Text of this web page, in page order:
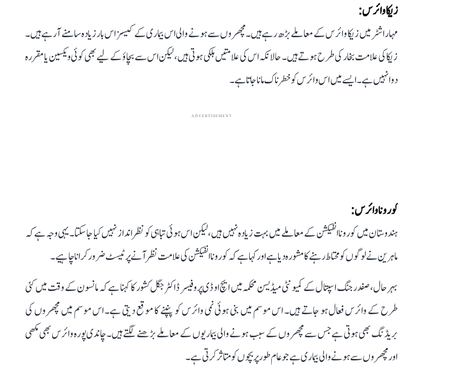
زیکا وائرس:
مہاراشٹر میں زیکا وائرس کے معاملے بڑھ رہے ہیں۔ مچھروں سے ہونے والی اس بیماری کے کیسز اس بار زیادہ سامنے آ رہے ہیں۔
زیکا کی علامت بخار کی طرح ہوتے ہیں۔ حالانکہ اس کی علامتیں ہلکی ہوتی ہیں، لیکن اس سے بچاؤ کے لیے بھی کوئی ویکسین یا مقررہ
دوا نہیں ہے۔ ایسے میں اس وائرس کو خطرناک مانا جاتا ہے۔
ADVERTISEMENT
کورونا وائرس:
ہندوستان میں کورونا انفیکشن کے معاملے میں بہت زیادہ نہیں ہیں، لیکن اس ہوئی تباہی کو نظر انداز نہیں کیا جا سکتا۔ یہی وجہ ہے کہ
ماہرین نے لوگوں کو محتاط رہنے کا مشورہ دیا ہے اور کہا ہے کہ کورونا انفیکشن کی علامت نظر آنے پر ٹیسٹ ضرور کرانا چاہیے۔
بہرحال، صفدر جنگ اسپتال کے کمیونٹی میڈیسن محکمہ میں ایچ او ڈی پروفیسر ڈاکٹر جگل کشور کا کہنا ہے کہ مانسون کے وقت میں کئی
طرح کے وائرس فعال ہو جاتے ہیں۔ اس موسم میں بنی ہوئی نمی وائرس کو پنپنے کا موقع دیتی ہے۔ اس موسم میں مچھروں کی
بریڈنگ بھی ہوتی ہے جس سے مچھروں کے سبب ہونے والی بیماریوں کے معاملے بڑھنے لگتے ہیں۔ چاندی پورہ وائرس بھی مکھی
اور مچھروں سے ہونے والی بیماری ہے جو عام طور پر بچوں کو متاثر کرتی ہے۔